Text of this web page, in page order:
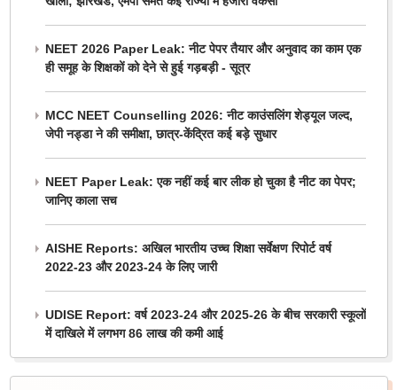
NEET 2026 Paper Leak: नीट पेपर तैयार और अनुवाद का काम एक
ही समूह के शिक्षकों को देने से हुई गड़बड़ी - सूत्र
MCC NEET Counselling 2026: नीट काउंसलिंग शेड्यूल जल्द,
जेपी नड्डा ने की समीक्षा, छात्र-केंद्रित कई बड़े सुधार
NEET Paper Leak: एक नहीं कई बार लीक हो चुका है नीट का पेपर;
जानिए काला सच
AISHE Reports: अखिल भारतीय उच्च शिक्षा सर्वेक्षण रिपोर्ट वर्ष
2022-23 और 2023-24 के लिए जारी
UDISE Report: वर्ष 2023-24 और 2025-26 के बीच सरकारी स्कूलों
में दाखिले में लगभग 86 लाख की कमी आई